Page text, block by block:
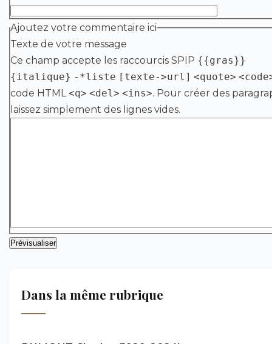
Ajoutez votre commentaire ici
Texte de votre message
Ce champ accepte les raccourcis SPIP {{gras}}
{italique} -*liste [texte->url] <quote>
code HTML<q> <del> <ins>. Pour créer des
laissez simplement des lignes vides.
Dans la même rubrique